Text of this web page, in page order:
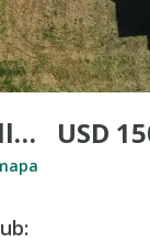
Terreno en venta en Greenville Polo & Resort USD